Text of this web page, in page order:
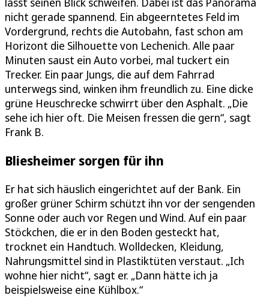
nicht gerade spannend. Ein abgeerntetes Feld im
Vordergrund, rechts die Autobahn, fast schon am
Horizont die Silhouette von Lechenich. Alle paar
Minuten saust ein Auto vorbei, mal tuckert ein
Trecker. Ein paar Jungs, die auf dem Fahrrad
unterwegs sind, winken ihm freundlich zu. Eine dicke
grüne Heuschrecke schwirrt über den Asphalt. „Die
sehe ich hier oft. Die Meisen fressen die gern“, sagt
Frank B.
Bliesheimer sorgen für ihn
Er hat sich häuslich eingerichtet auf der Bank. Ein
großer grüner Schirm schützt ihn vor der sengenden
Sonne oder auch vor Regen und Wind. Auf ein paar
Stöckchen, die er in den Boden gesteckt hat,
trocknet ein Handtuch. Wolldecken, Kleidung,
Nahrungsmittel sind in Plastiktüten verstaut. „Ich
wohne hier nicht“, sagt er. „Dann hätte ich ja
beispielsweise eine Kühlbox.“